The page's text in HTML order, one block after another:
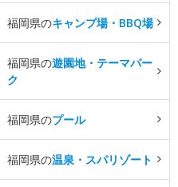
福岡県のキャンプ場・BBQ場
福岡県の遊園地・テーマパー
ク
福岡県のプール
福岡県の温泉・スパリゾート